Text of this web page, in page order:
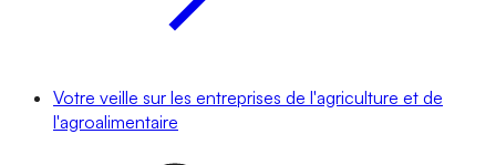
Votre veille sur les entreprises de l'agriculture et de
l'agroalimentaire